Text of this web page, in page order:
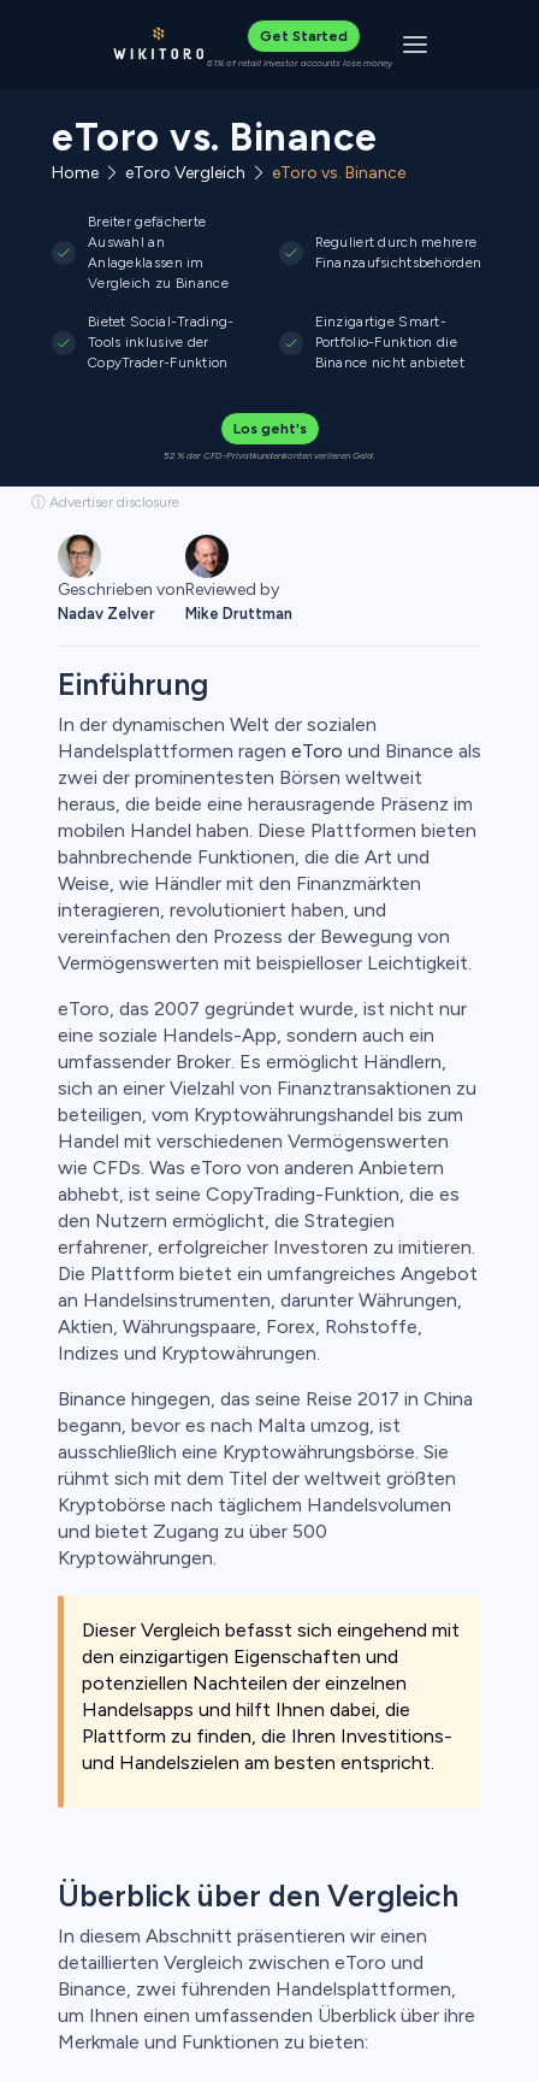
Get Started
61% of retail investor accounts lose money Toggle
eToro vs. Binance
Home eToro Vergleich eToro vs. Binance
Breiter gefächerte
Auswahl an
Anlageklassen im
Vergleich zu Binance
Reguliert durch mehrere
Finanzaufsichtsbehörden
Bietet Social-Trading-
Tools inklusive der
CopyTrader-Funktion
Einzigartige Smart-
Portfolio-Funktion die
Binance nicht anbietet
Los geht's
52 % der CFD-Privatkundenkonten verlieren Geld.
ⓘ Advertiser disclosure
Geschrieben von
Nadav Zelver
Reviewed by
Mike Druttman
Einführung
In der dynamischen Welt der sozialen
Handelsplattformen ragen eToro und Binance als
zwei der prominentesten Börsen weltweit
heraus, die beide eine herausragende Präsenz im
mobilen Handel haben. Diese Plattformen bieten
bahnbrechende Funktionen, die die Art und
Weise, wie Händler mit den Finanzmärkten
interagieren, revolutioniert haben, und
vereinfachen den Prozess der Bewegung von
Vermögenswerten mit beispielloser Leichtigkeit.
eToro, das 2007 gegründet wurde, ist nicht nur
eine soziale Handels-App, sondern auch ein
umfassender Broker. Es ermöglicht Händlern,
sich an einer Vielzahl von Finanztransaktionen zu
beteiligen, vom Kryptowährungshandel bis zum
Handel mit verschiedenen Vermögenswerten
wie CFDs. Was eToro von anderen Anbietern
abhebt, ist seine CopyTrading-Funktion, die es
den Nutzern ermöglicht, die Strategien
erfahrener, erfolgreicher Investoren zu imitieren.
Die Plattform bietet ein umfangreiches Angebot
an Handelsinstrumenten, darunter Währungen,
Aktien, Währungspaare, Forex, Rohstoffe,
Indizes und Kryptowährungen.
Binance hingegen, das seine Reise 2017 in China
begann, bevor es nach Malta umzog, ist
ausschließlich eine Kryptowährungsbörse. Sie
rühmt sich mit dem Titel der weltweit größten
Kryptobörse nach täglichem Handelsvolumen
und bietet Zugang zu über 500
Kryptowährungen.
Dieser Vergleich befasst sich eingehend mit
den einzigartigen Eigenschaften und
potenziellen Nachteilen der einzelnen
Handelsapps und hilft Ihnen dabei, die
Plattform zu finden, die Ihren Investitions-
und Handelszielen am besten entspricht.
Überblick über den Vergleich
In diesem Abschnitt präsentieren wir einen
detaillierten Vergleich zwischen eToro und
Binance, zwei führenden Handelsplattformen,
um Ihnen einen umfassenden Überblick über ihre
Merkmale und Funktionen zu bieten: